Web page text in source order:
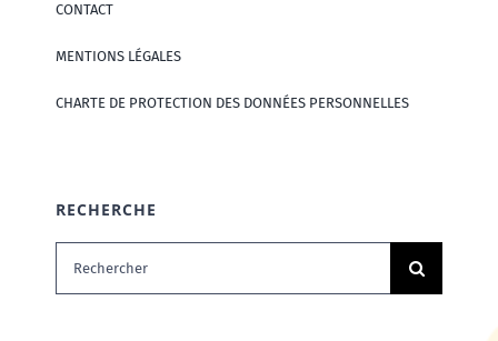
CONTACT
MENTIONS LÉGALES
CHARTE DE PROTECTION DES DONNÉES PERSONNELLES
RECHERCHE
Rechercher: